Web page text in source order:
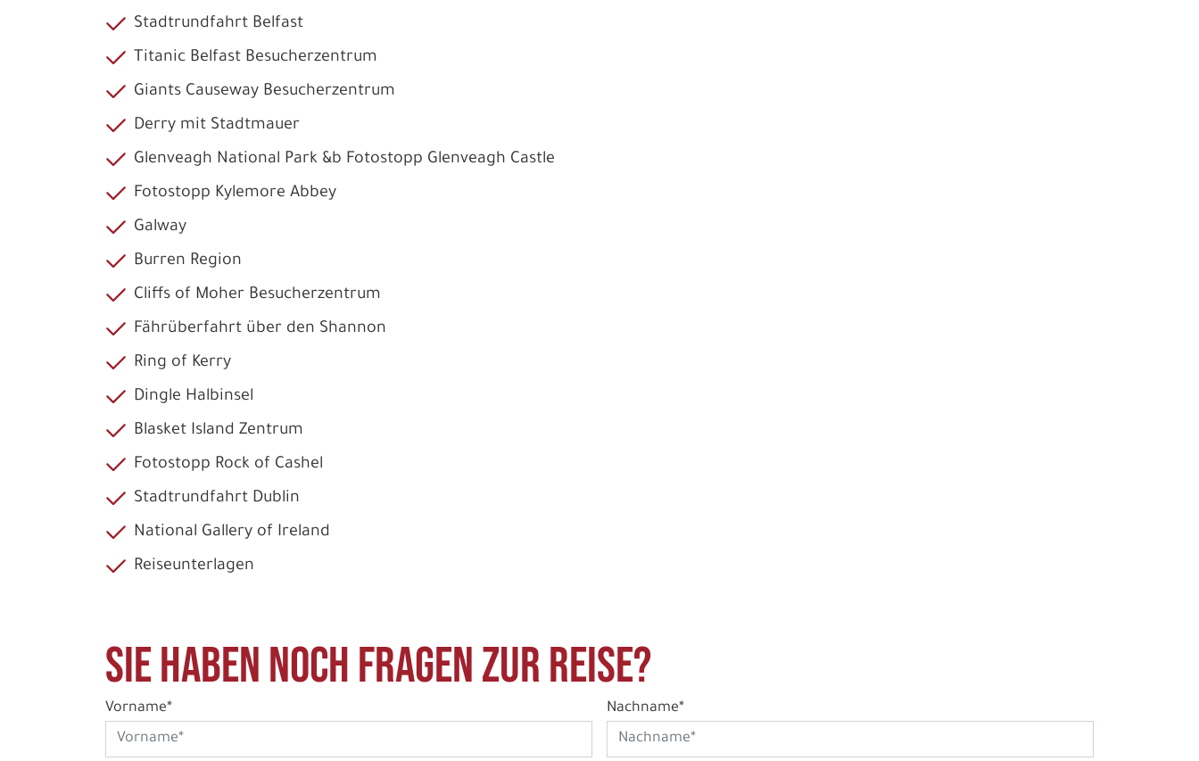
Stadtrundfahrt Belfast
Titanic Belfast Besucherzentrum
Giants Causeway Besucherzentrum
Derry mit Stadtmauer
Glenveagh National Park &b Fotostopp Glenveagh Castle
Fotostopp Kylemore Abbey
Galway
Burren Region
Cliffs of Moher Besucherzentrum
Fährüberfahrt über den Shannon
Ring of Kerry
Dingle Halbinsel
Blasket Island Zentrum
Fotostopp Rock of Cashel
Stadtrundfahrt Dublin
National Gallery of Ireland
Reiseunterlagen
Sie haben noch Fragen zur Reise?
Vorname* Nachname*